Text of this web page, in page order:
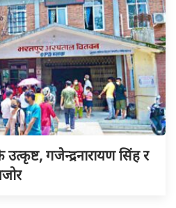
गजेन्द्रनारायण सिंह र